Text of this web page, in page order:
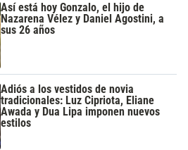
Así está hoy Gonzalo, el hijo de
Nazarena Vélez y Daniel Agostini, a
sus 26 años
Adiós a los vestidos de novia
tradicionales: Luz Cipriota, Eliane
Awada y Dua Lipa imponen nuevos
estilos